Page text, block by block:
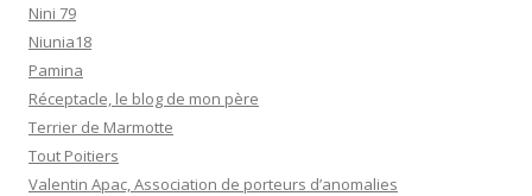
Nini 79
Niunia18
Pamina
Réceptacle, le blog de mon père
Terrier de Marmotte
Tout Poitiers
Valentin Apac, Association de porteurs d’anomalies